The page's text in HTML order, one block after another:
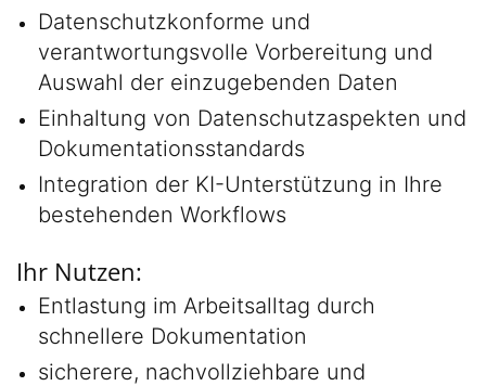
Datenschutzkonforme und
verantwortungsvolle Vorbereitung und
Auswahl der einzugebenden Daten
Einhaltung von Datenschutzaspekten und
Dokumentationsstandards
Integration der KI-Unterstützung in Ihre
bestehenden Workflows
Ihr Nutzen:
Entlastung im Arbeitsalltag durch
schnellere Dokumentation
sicherere, nachvollziehbare und